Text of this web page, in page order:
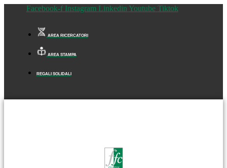
Facebook-f Instagram Linkedin Youtube Tiktok
AREA RICERCATORI
AREA STAMPA
REGALI SOLIDALI